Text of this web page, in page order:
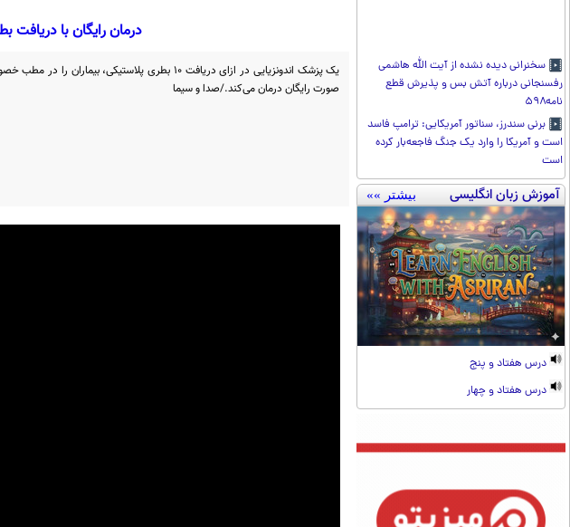
سخنرانی دیده نشده از آیت الله هاشمی
رفسنجانی درباره آتش بس و پذیرش قطع
نامه۵۹۸
برنی سندرز، سناتور آمریکایی: ترامپ فاسد
است و آمریکا را وارد یک جنگ فاجعه‌بار کرده
است
آموزش زبان انگلیسی بیشتر »»
درس هفتاد و پنج
درس هفتاد و چهار
درمان رایگان با دریافت
یک پزشک اندونزیایی در ازای دریافت ۱۰ بطری پلاستیکی، بیماران
صورت رایگان درمان می‌کند./صدا و سیما